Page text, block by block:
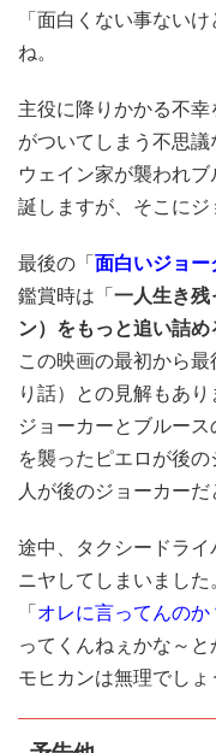
「面白くない事ない
ね。
主役に降りかかる不
がついてしまう不思議
ウェイン家が襲われ
誕しますが、そこにジ
最後の「 面白いジョー
鑑賞時は「 一人生き残
ン）をもっと追い詰め
この映画の最初から
り話）との見解もあり
ジョーカーとブルー
を襲ったピエロが後
人が後のジョーカーだ
途中、タクシードラ
ニヤしてしまいました
「 オレに言ってんのか
ってくんねぇかな～と
モヒカンは無理でし